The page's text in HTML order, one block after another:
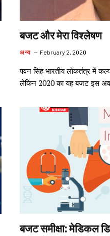
बजट और मेरा विश्लेषण
अन्य February 2, 2020
पवन सिंह भारतीय लोकतंत्र में
लेकिन 2020 का यह बजट इस
बजट समीक्षा: मेडिकल